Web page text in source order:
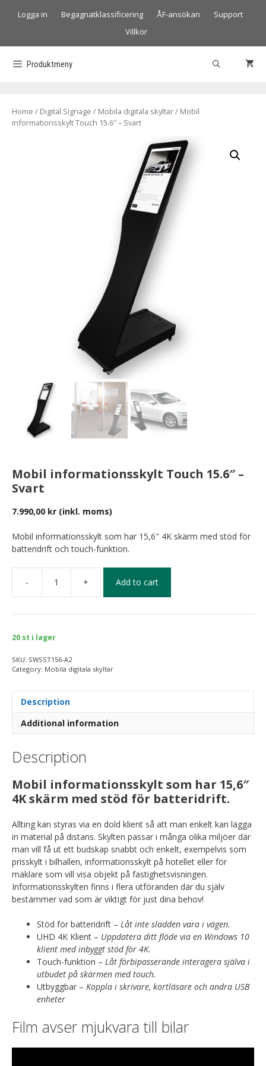
Logga in Begagnatklassificering ÅF-ansökan
Support
Villkor
Produktmeny
Home / Digital Signage / Mobila digitala skyltar/ Mobil
informationsskylt Touch 15.6″ – Svart
Mobil informationsskylt Touch 15.6″ –
Svart
7.990,00 kr (inkl. moms)
Mobil informationsskylt som har 15,6" 4K skärm med stöd för
batteridrift och touch-funktion.
- + Add to cart
20 st i lager
SKU: SWSST156-A2
Category: Mobila digitala skyltar
Description
Additional information
Description
Mobil informationsskylt som har 15,6″
4K skärm med stöd för batteridrift.
Allting kan styras via en dold klient så att man enkelt kan lägga
in material på distans. Skylten passar i många olika miljöer där
man vill få ut ett budskap snabbt och enkelt, exempelvis som
prisskylt i bilhallen, informationsskylt på hotellet eller för
mäklare som vill visa objekt på fastighetsvisningen.
Informationsskylten finns i flera utföranden där du själv
bestämmer vad som är viktigt för just dina behov!
Stöd för batteridrift – Låt inte sladden vara i vägen.
UHD 4K Klient – Uppdatera ditt flöde via en Windows 10
klient med inbyggt stöd för 4K.
Touch-funktion – Låt förbipasserande interagera själva i
utbudet på skärmen med touch.
Utbyggbar – Koppla i skrivare, kortläsare och andra USB
enheter
Film avser mjukvara till bilar